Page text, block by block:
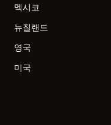
멕시코
뉴질랜드
영국
미국